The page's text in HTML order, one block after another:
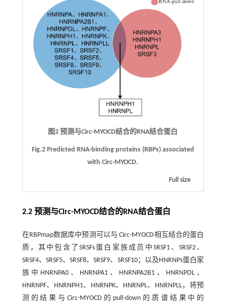
图2 预测与Circ-MYOCD结合的RNA结合蛋白
Fig.2 Predicted RNA-binding proteins (RBPs) associated
with Circ-MYOCD.
Full size
2.2 预测与Circ-MYOCD结合的RNA结合蛋白
在RBPmap数据库中预测可以与 Circ-MYOCD相互结合的蛋白
质，其中包含了SRSFs蛋白家族成员中SRSF1、SRSF2、
SRSF4、SRSF5、SRSF8、SRSF9、SRSF10；以及HNRNPs蛋白家
族中HNRNPA0、HNRNPA1、HNRNPA2B1、HNRNPDL、
HNRNPF、HNRNPH1、HNRNPK、HNRNPL、HNRNPLL，将预
测的结果与Circ-MYOCD的pull-down的质谱结果中的